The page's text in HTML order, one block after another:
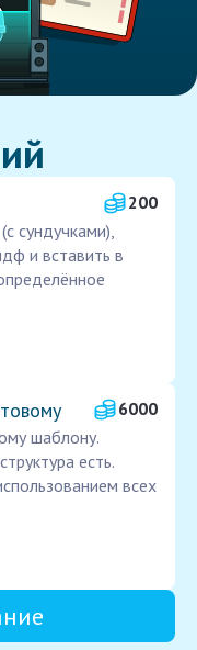
200
сундучками),
и вставить в
6000
шаблону.
есть.
всех